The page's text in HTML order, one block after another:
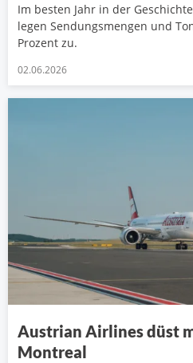
Im besten Jahr in der
legen Sendungsmengen und
Prozent zu.
02.06.2026
Austrian Airlines düst
Montreal